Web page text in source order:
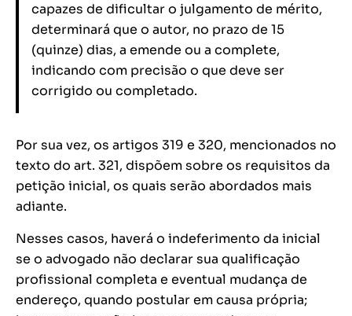
capazes de dificultar o julgamento de mérito,
determinará que o autor, no prazo de 15
(quinze) dias, a emende ou a complete,
indicando com precisão o que deve ser
corrigido ou completado.
Por sua vez, os artigos 319 e 320, mencionados no
texto do art. 321, dispõem sobre os requisitos da
petição inicial, os quais serão abordados mais
adiante.
Nesses casos, haverá o indeferimento da inicial
se o advogado não declarar sua qualificação
profissional completa e eventual mudança de
endereço, quando postular em causa própria;